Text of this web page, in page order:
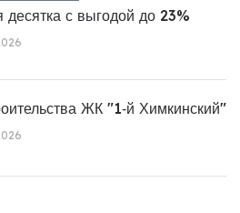
десятка с выгодой до 23%
ЖК "1‑й Химкинский"